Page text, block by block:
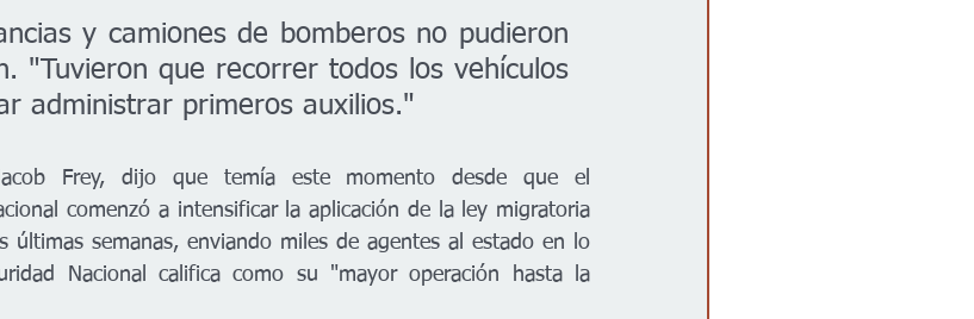
y camiones de bomberos no pudieron
"Tuvieron que recorrer todos los vehículos
administrar primeros auxilios."
Frey, dijo que temía este momento desde que el
comenzó a intensificar la aplicación de la ley migratoria
últimas semanas, enviando miles de agentes al estado en lo
Nacional califica como su "mayor operación hasta la